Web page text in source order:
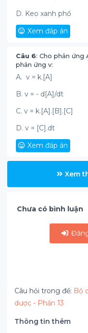
D. Keo xanh phổ
Xem đáp án
Câu 6: Cho phản ứng
phản ứng v:
A. v = k.[A]
B. v = - d[A]/dt
C. v = k.[A].[B].[C]
D. v = [C].dt
Xem đáp án
Xem
Chưa có bình luận
Câu hỏi trong đề: Bộ
dược - Phần 13
Thông tin thêm